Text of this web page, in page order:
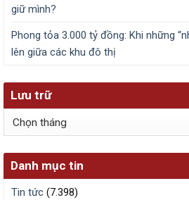
giữ mình?
Phong tỏa 3.000 tỷ đồng: Khi những
lên giữa các khu đô thị
Lưu trữ
Lưu
Danh mục tin
Tin tức (7.398)